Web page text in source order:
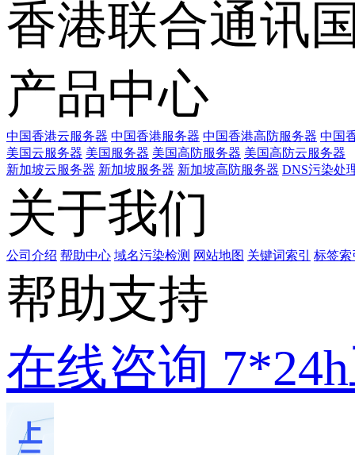
香港联合通讯
产品中心
中国香港云服务器 中国香港服务器 中国香港高防服务器 中国
美国云服务器 美国服务器 美国高防服务器 美国高防云服务器
新加坡云服务器 新加坡服务器 新加坡高防服务器 DNS污染处
关于我们
公司介绍 帮助中心 域名污染检测 网站地图 关键词索引 标签索
帮助支持
在线咨询